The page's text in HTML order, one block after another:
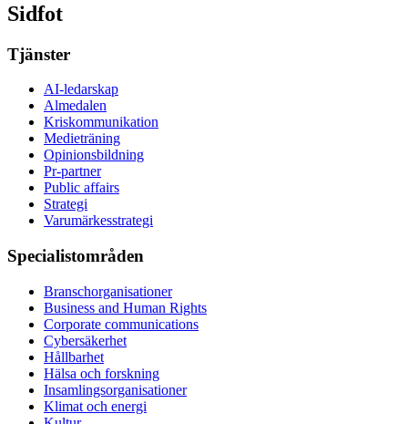
Sidfot
Tjänster
AI-ledarskap
Almedalen
Kris­kommunikation
Medieträning
Opinionsbildning
Pr-partner
Public affairs
Strategi
Varumärkesstrategi
Specialistområden
Branschorganisationer
Business and Human Rights
Corporate communications
Cybersäkerhet
Hållbarhet
Hälsa och forskning
Insamlingsorganisationer
Klimat och energi